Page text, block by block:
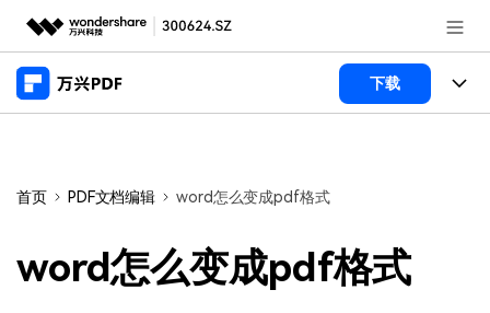
推荐产品
新闻中心
下载
桌面端
万兴PDF Mac版
功能
首页 PDF文档编辑 word怎么变成pdf格式
word怎么变成pdf格式